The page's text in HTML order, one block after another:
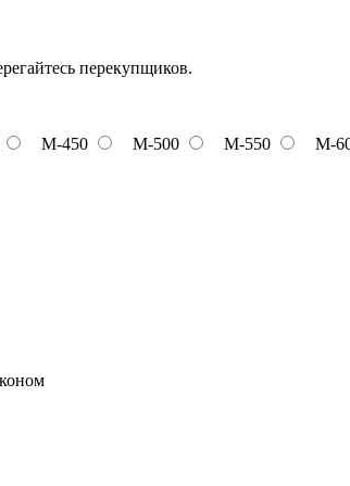
перекупщиков.
М-450 М-500 М-550
М-